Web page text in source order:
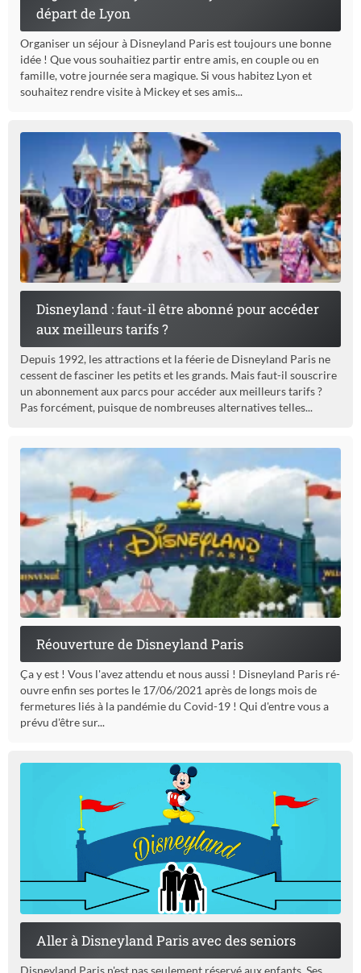
départ de Lyon
Organiser un séjour à Disneyland Paris est toujours une bonne
idée ! Que vous souhaitiez partir entre amis, en couple ou en
famille, votre journée sera magique. Si vous habitez Lyon et
souhaitez rendre visite à Mickey et ses amis...
Disneyland : faut-il être abonné pour accéder
aux meilleurs tarifs ?
Depuis 1992, les attractions et la féerie de Disneyland Paris ne
cessent de fasciner les petits et les grands. Mais faut-il souscrire
un abonnement aux parcs pour accéder aux meilleurs tarifs ?
Pas forcément, puisque de nombreuses alternatives telles...
Réouverture de Disneyland Paris
Ça y est ! Vous l'avez attendu et nous aussi ! Disneyland Paris ré-
ouvre enfin ses portes le 17/06/2021 après de longs mois de
fermetures liés à la pandémie du Covid-19 ! Qui d'entre vous a
prévu d'être sur...
Aller à Disneyland Paris avec des seniors
Disneyland Paris n'est pas seulement réservé aux enfants. Ses